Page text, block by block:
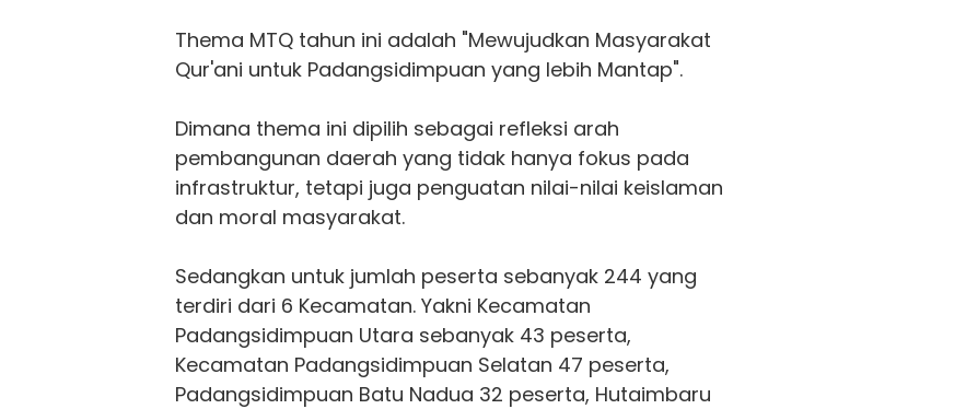
Thema MTQ tahun ini adalah "Mewujudkan Masyarakat
Qur'ani untuk Padangsidimpuan yang lebih Mantap".
Dimana thema ini dipilih sebagai refleksi arah
pembangunan daerah yang tidak hanya fokus pada
infrastruktur, tetapi juga penguatan nilai-nilai keislaman
dan moral masyarakat.
Sedangkan untuk jumlah peserta sebanyak 244 yang
terdiri dari 6 Kecamatan. Yakni Kecamatan
Padangsidimpuan Utara sebanyak 43 peserta,
Kecamatan Padangsidimpuan Selatan 47 peserta,
Padangsidimpuan Batu Nadua 32 peserta, Hutaimbaru